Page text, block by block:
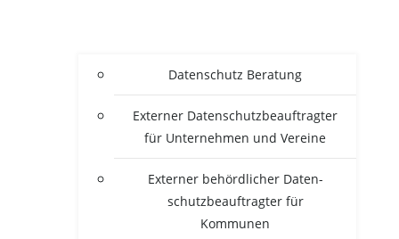
Daten­schutz Beratung
Exter­ner Daten­schutz­be­auf­trag­ter
für Unter­neh­men und Vereine
Exter­ner behörd­li­cher Daten­
schutz­be­auf­trag­ter für
Kommunen